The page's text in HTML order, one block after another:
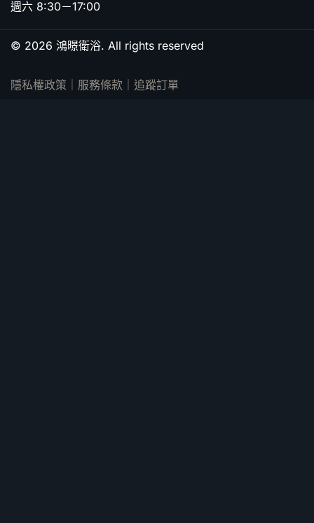
週六 8:30－17:00
© 2026 鴻暻衛浴. All rights reserved
隱私權政策 服務條款 追蹤訂單